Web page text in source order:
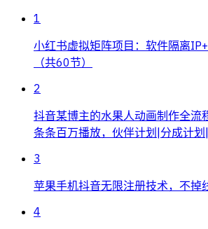
1
小红书虚拟矩阵项目：软件隔离
（共60节）
2
抖音某博主的水果人动画制作全流
条条百万播放，伙伴计划|分成计
3
苹果手机抖音无限注册技术，不掉
4